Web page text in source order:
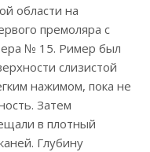
области на
премоляра с
№ 15. Ример был
слизистой
нажимом, пока не
Затем
в плотный
Глубину